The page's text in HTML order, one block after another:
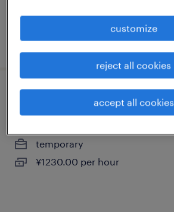
posted 25 december 2025
金属・非金属の検品、検査
temporary
¥1230.00 per hour
customize
reject all cookies
accept all cookies